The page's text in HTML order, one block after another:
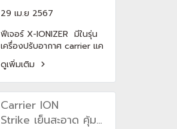
พร้อมสูดหายใจได้เต็ม
ปอดด้วยฟีเจอร์ X-
IONIZER(copy)
29 เม.ย 2567
ฟีเจอร์ X-IONIZER มีในรุ่น
เครื่องปรับอากาศ carrier แค
เรียร์ Color Smart,
XInverter Plus, Ion Strike
นอกจากนี้ เครื่องปรับ
อากาศ carrier ยังมี ฟีเจอร์ที่
ถนอมสุขภาพผิวด้วยนะ ด้วย
ฟีเจอร์ GENTLE TOUCH ที่มี
ดูเพิ่มเติม
Carrier ION
Strike เย็นสะอาด คุ้ม